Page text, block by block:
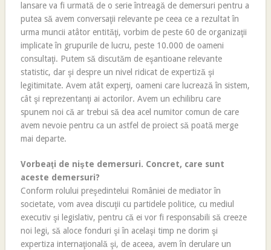
lansare va fi urmată de o serie întreagă de demersuri pentru a
putea să avem conversaţii relevante pe ceea ce a rezultat în
urma muncii atâtor entităţi, vorbim de peste 60 de organizaţii
implicate în grupurile de lucru, peste 10.000 de oameni
consultaţi. Putem să discutăm de eşantioane relevante
statistic, dar şi despre un nivel ridicat de expertiză şi
legitimitate. Avem atât experţi, oameni care lucrează în sistem,
cât şi reprezentanţi ai actorilor. Avem un echilibru care
spunem noi că ar trebui să dea acel numitor comun de care
avem nevoie pentru ca un astfel de proiect să poată merge
mai departe.
Vorbeaţi de nişte demersuri. Concret, care sunt
aceste demersuri?
Conform rolului preşedintelui României de mediator în
societate, vom avea discuţii cu partidele politice, cu mediul
executiv şi legislativ, pentru că ei vor fi responsabili să creeze
noi legi, să aloce fonduri şi în acelaşi timp ne dorim şi
expertiza internaţională şi, de aceea, avem în derulare un